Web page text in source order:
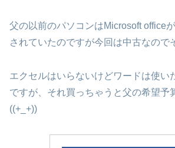
父の以前のパソコンはMicrosoft office
されていたのですが今回は中古なので
エクセルはいらないけどワードは使い
ですが、それ買っちゃうと父の希望予
((+_+))